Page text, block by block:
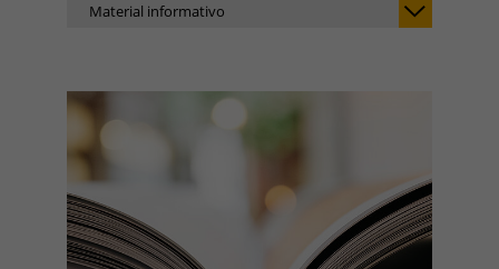
Material informativo